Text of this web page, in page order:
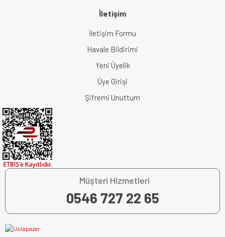
İletişim
İletişim Formu
Havale Bildirimi
Yeni Üyelik
Üye Girişi
Şifremi Unuttum
Müşteri Hizmetleri
0546 727 22 65